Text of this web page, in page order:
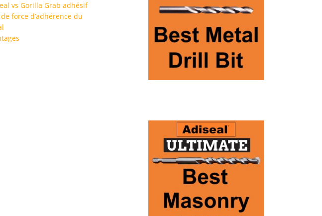
vs Gorilla Grab adhésif
force d’adhérence du